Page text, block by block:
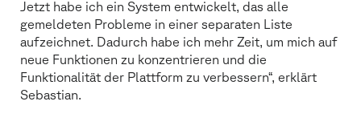
Jetzt habe ich ein System entwickelt, das alle
gemeldeten Probleme in einer separaten Liste
aufzeichnet. Dadurch habe ich mehr Zeit, um mich auf
neue Funktionen zu konzentrieren und die
Funktionalität der Plattform zu verbessern“, erklärt
Sebastian.